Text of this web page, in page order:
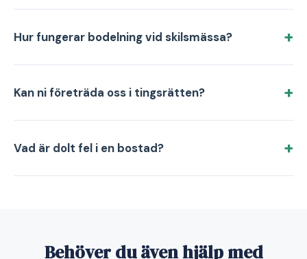
Hur fungerar bodelning vid skilsmässa?
Kan ni företräda oss i tingsrätten?
Vad är dolt fel i en bostad?
Behöver du även hjälp med